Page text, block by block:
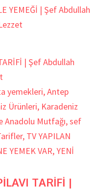
YEMEĞİ | Şef Abdullah
yemekleri,Antep
Ürünleri, Karadeniz
Anadolu Mutfağı,sef
, TV YAPILAN
YEMEK VAR,YENİ
TARİFİ |